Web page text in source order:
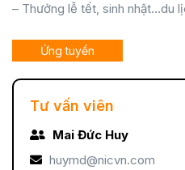
– Thưởng lễ tết, sinh nhật…du
Ứng tuyển
Tư vấn viên
Mai Đức Huy
huymd@nicvn.com